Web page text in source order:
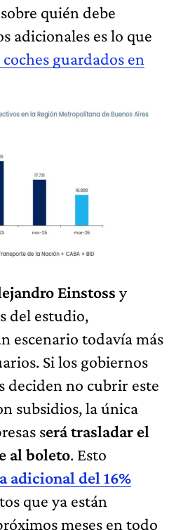
quién debe
adicionales es lo que
guardados en
Einstoss y
del estudio,
escenario todavía más
Si los gobiernos
deciden no cubrir este
subsidios, la única
será trasladar el
al boleto. Esto
adicional del 16%
que ya están
meses en todo